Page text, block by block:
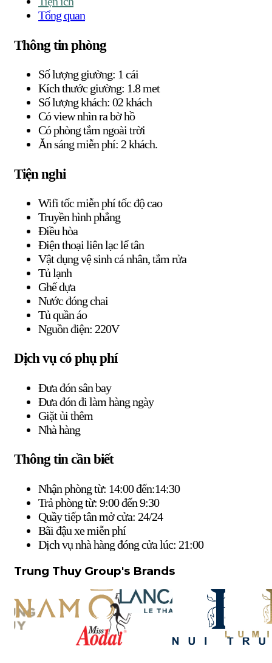
Tổng quan
Thông tin phòng
Số lượng giường: 1 cái
Kích thước giường: 1.8 met
Số lượng khách: 02 khách
Có view nhìn ra bờ hồ
Có phòng tắm ngoài trời
Ăn sáng miễn phí: 2 khách.
Tiện nghi
Wifi tốc miễn phí tốc độ cao
Truyền hình phẳng
Điều hòa
Điện thoại liên lạc lể tân
Vật dụng vệ sinh cá nhân, tắm rửa
Tủ lạnh
Ghế dựa
Nước đóng chai
Tủ quần áo
Nguồn điện: 220V
Dịch vụ có phụ phí
Đưa đón sân bay
Đưa đón đi làm hàng ngày
Giặt ủi thêm
Nhà hàng
Thông tin cần biết
Nhận phòng từ: 14:00 đến:14:30
Trả phòng từ: 9:00 đến 9:30
Quầy tiếp tân mở cửa: 24/24
Bãi đậu xe miễn phí
Dịch vụ nhà hàng đóng cửa lúc: 21:00
Trung Thuy Group's Brands